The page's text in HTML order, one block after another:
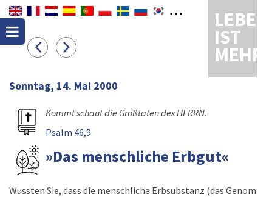
LEBEN
IST
MEHR
Sonntag, 14. Mai 2000
Kommt schaut die Großtaten des HERRN.
Psalm 46,9
»Das menschliche Erbgut«
Wussten Sie, dass die menschliche Erbsubstanz (das Genom